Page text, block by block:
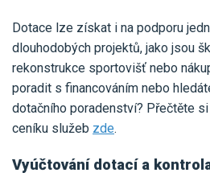
Dotace lze získat i na podporu
dlouhodobých projektů, jako jsou
rekonstrukce sportovišť nebo
poradit s financováním nebo
dotačního poradenství? Přečtěte
ceníku služeb zde.
Vyúčtování dotací a